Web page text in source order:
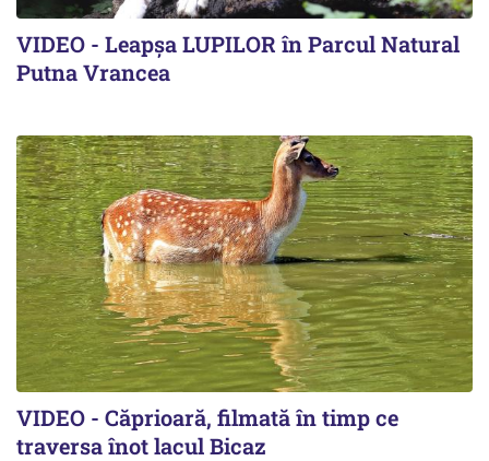
VIDEO - Leapșa LUPILOR în Parcul Natural
Putna Vrancea
VIDEO - Căprioară, filmată în timp ce
traversa înot lacul Bicaz